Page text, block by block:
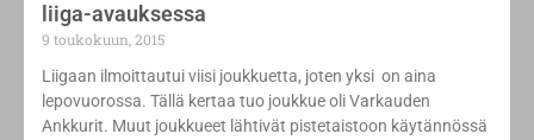
liiga-avauksessa
9 toukokuun, 2015
Liigaan ilmoittautui viisi joukkuetta, joten yksi on aina
lepovuorossa. Tällä kertaa tuo joukkue oli Varkauden
Ankkurit. Muut joukkueet lähtivät pistetaistoon käytännössä